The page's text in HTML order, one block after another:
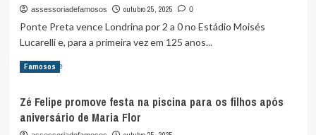
assessoriadefamosos outubro 25, 2025 0
Ponte Preta vence Londrina por 2 a 0 no Estádio Moisés
Lucarelli e, para a primeira vez em 125 anos...
Read MoreRead
Ponte
Preta
conquista
Famosos
Zé Felipe promove festa na piscina para os filhos após
aniversário de Maria Flor